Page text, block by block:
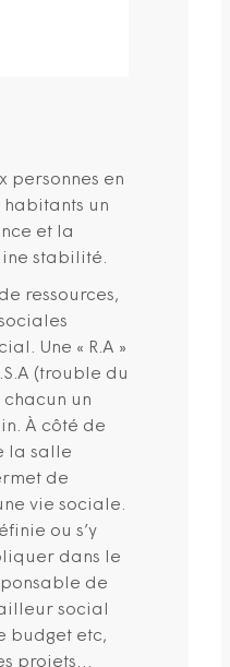
personnes en
un
et la
stabilité.
ressources,
Une « R.A »
(trouble du
un
À côté de
la salle
de
vie sociale.
ou s’y
dans le
de
social
budget etc,
projets…